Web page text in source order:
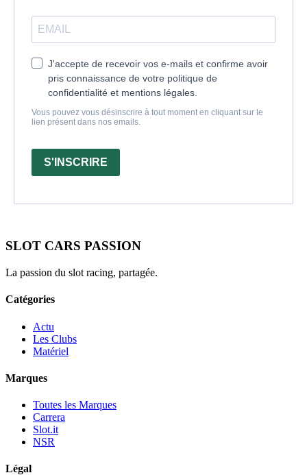
J'accepte de recevoir vos e-mails et confirme avoir
pris connaissance de votre politique de
confidentialité et mentions légales.
Vous pouvez vous désinscrire à tout moment en cliquant sur le
lien présent dans nos emails.
S'INSCRIRE
SLOT CARS PASSION
La passion du slot racing, partagée.
Catégories
Actu
Les Clubs
Matériel
Marques
Toutes les Marques
Carrera
Slot.it
NSR
Légal